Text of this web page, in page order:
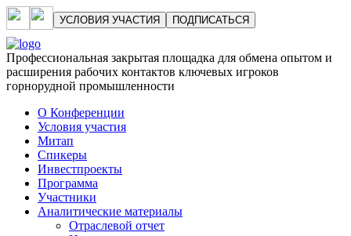
УСЛОВИЯ УЧАСТИЯ ПОДПИСАТЬСЯ
Профессиональная закрытая площадка для обмена опытом и
расширения рабочих контактов ключевых игроков
горнорудной промышленности
О Конференции
Условия участия
Митап
Спикеры
Инвестпроекты
Программа
Участники
Аналитические материалы
Отраслевой отчет